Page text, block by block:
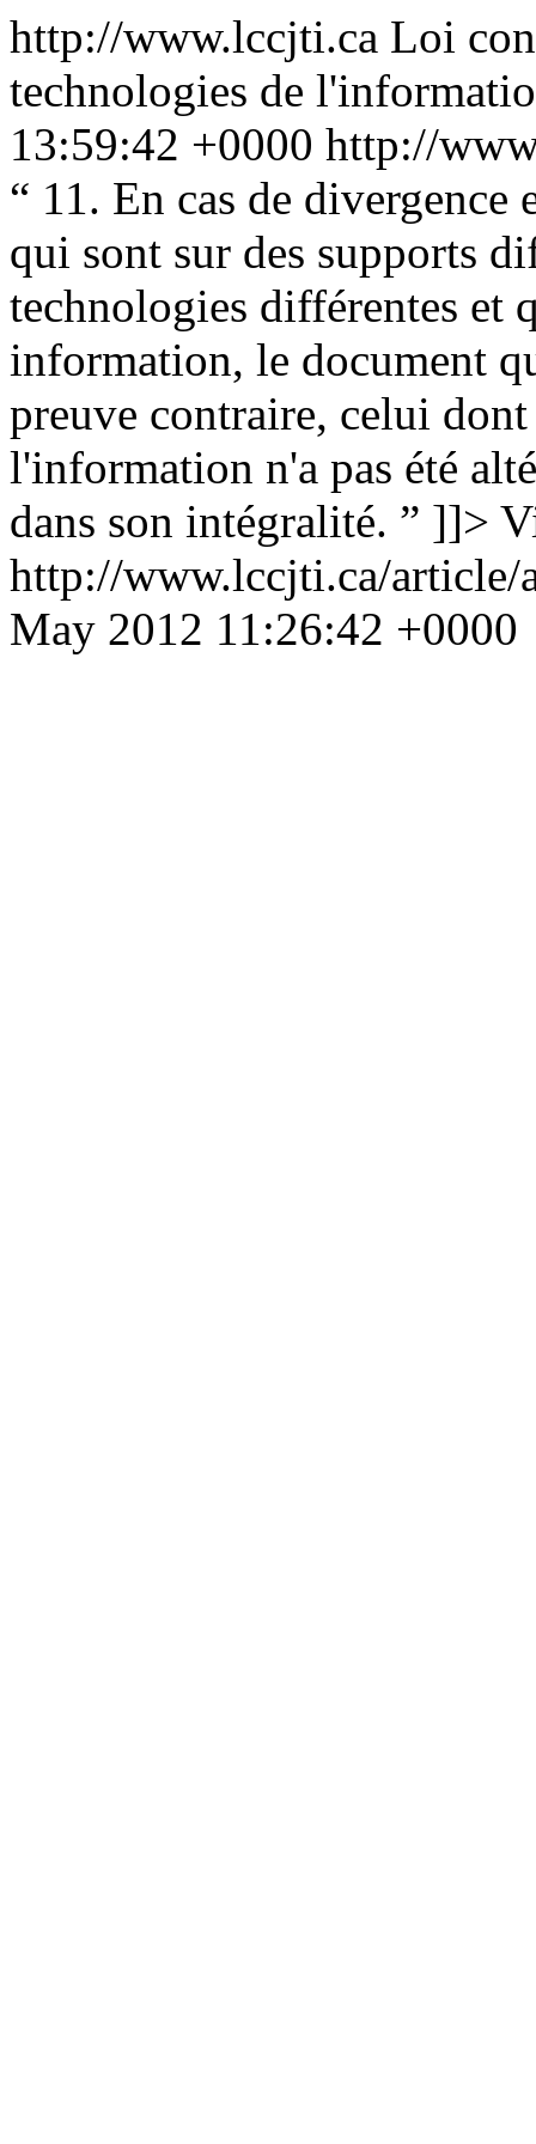
http://www.lccjti.ca Loi
technologies de
13:59:42 +0000 http://
“ 11. En cas de
qui sont sur des supports
technologies différentes et
information, le document
preuve contraire, celui
l'information n'a pas été
dans son intégralité. ” ]]>
http://www.lccjti.ca/article/
May 2012 11:26:42 +0000